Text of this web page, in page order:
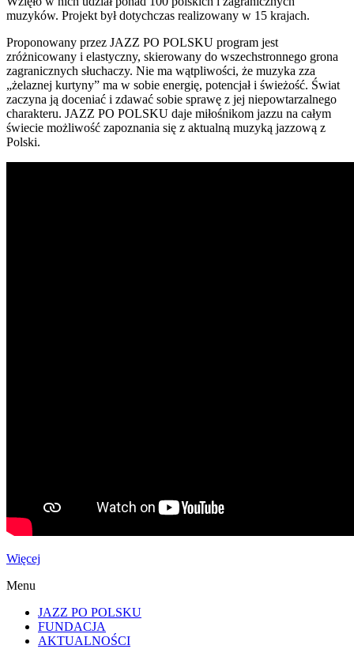
muzyków. Projekt był dotychczas realizowany w 15 krajach.
Proponowany przez JAZZ PO POLSKU program jest
zróżnicowany i elastyczny, skierowany do wszechstronnego grona
zagranicznych słuchaczy. Nie ma wątpliwości, że muzyka zza
„żelaznej kurtyny” ma w sobie energię, potencjał i świeżość. Świat
zaczyna ją doceniać i zdawać sobie sprawę z jej niepowtarzalnego
charakteru. JAZZ PO POLSKU daje miłośnikom jazzu na całym
świecie możliwość zapoznania się z aktualną muzyką jazzową z
Polski.
Więcej
Menu
JAZZ PO POLSKU
FUNDACJA
AKTUALNOŚCI